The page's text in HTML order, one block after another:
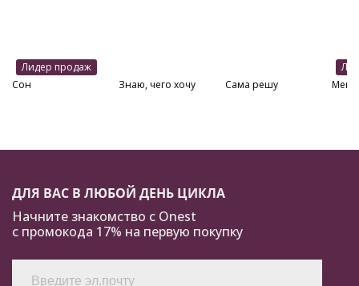
Лидер продаж
Сон
Знаю, чего хочу Сама решу
ДЛЯ ВАС В ЛЮБОЙ ДЕНЬ ЦИКЛА
Начните знакомство с Onest
с промокода 17% на первую покупку